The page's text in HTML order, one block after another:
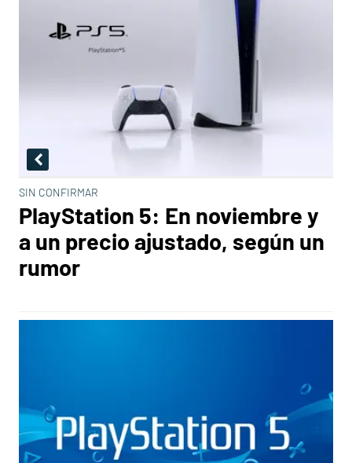
SIN CONFIRMAR
PlayStation 5: En noviembre y
a un precio ajustado, según un
rumor